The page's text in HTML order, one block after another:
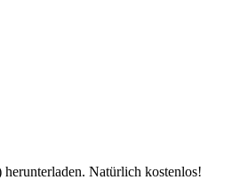
Natürlich kostenlos!